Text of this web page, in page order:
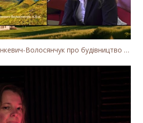
Виступ Оксани Станкевич-Волосянчук про будівництво вітропарків у Закарпатській області